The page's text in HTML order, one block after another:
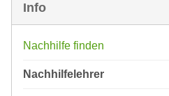
Info
Nachhilfe finden
Nachhilfelehrer